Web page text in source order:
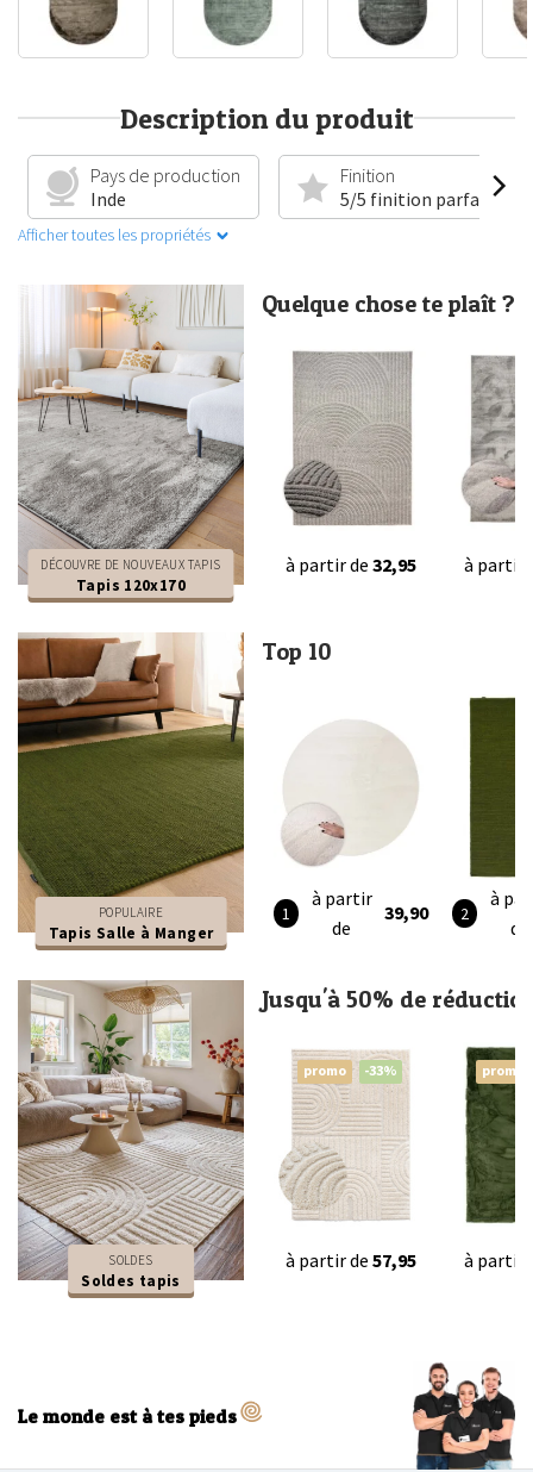
Description du produit
Pays de production
Inde
Finition
5/5 finition parfaite
Afficher toutes les propriétés
DÉCOUVRE DE NOUVEAUX TAPIS
Tapis 120x170
Quelque chose te plaît ?
à partir de 32,95 à partir
POPULAIRE
Tapis Salle à Manger
Top 10
à partir
de
39,90
à
de
SOLDES
Soldes tapis
Jusqu'à 50% de
promo -33%
à partir de 57,95
promo
à partir
Le monde est à tes pieds